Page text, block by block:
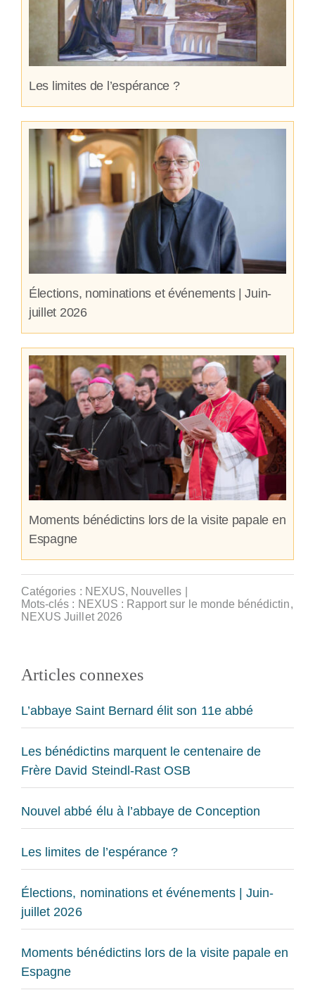
Les limites de l’espérance ?
Élections, nominations et événements | Juin-
juillet 2026
Moments bénédictins lors de la visite papale en
Espagne
Catégories : NEXUS, Nouvelles
Mots-clés : NEXUS : Rapport sur le monde bénédictin,
NEXUS Juillet 2026
Articles connexes
L’abbaye Saint Bernard élit son 11e abbé
Les bénédictins marquent le centenaire de
Frère David Steindl-Rast OSB
Nouvel abbé élu à l’abbaye de Conception
Les limites de l’espérance ?
Élections, nominations et événements | Juin-
juillet 2026
Moments bénédictins lors de la visite papale en
Espagne